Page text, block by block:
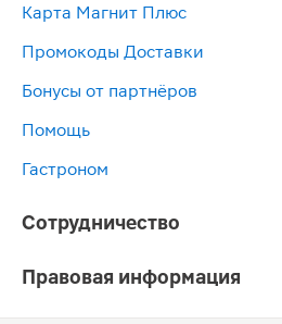
Карта Магнит Плюс
Промокоды Доставки
Бонусы от партнёров
Помощь
Гастроном
Сотрудничество
Правовая информация